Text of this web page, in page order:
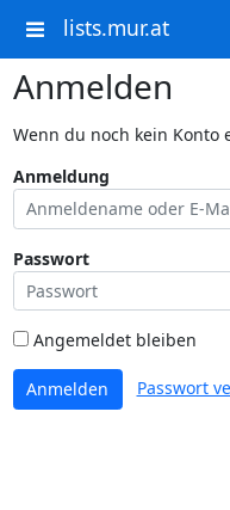
lists.mur.at
Anmelden
Wenn du noch kein Konto
Anmeldung
Passwort
Angemeldet bleiben
Anmelden Passwort